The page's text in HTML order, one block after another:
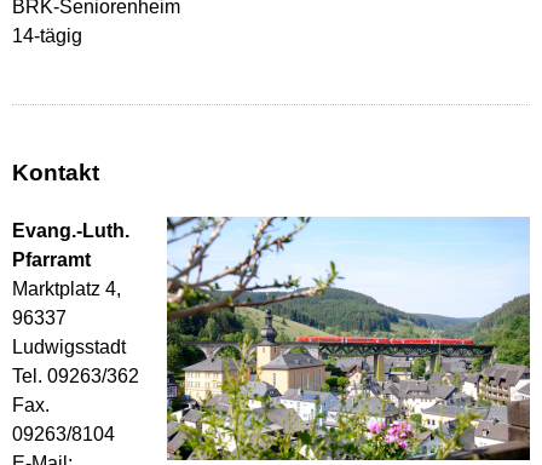
BRK-Seniorenheim
14-tägig
Kontakt
Evang.-Luth.
Pfarramt
Marktplatz 4,
96337
Ludwigsstadt
Tel. 09263/362
Fax.
09263/8104